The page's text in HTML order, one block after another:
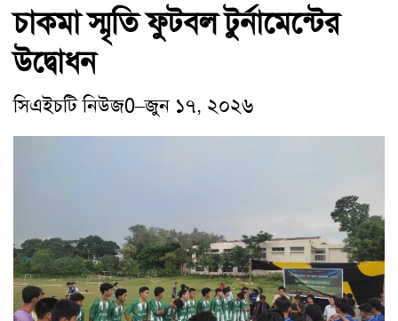
চাকমা স্মৃতি ফুটবল টুর্নামেন্টের
উদ্বোধন
সিএইচটি নিউজ0–জুন ১৭, ২০২৬